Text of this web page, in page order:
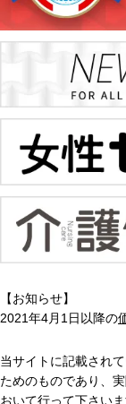
【お知らせ】
2021年4月1日以降の
当サイトに記載され
ためのものであり、
おいて行って下さい